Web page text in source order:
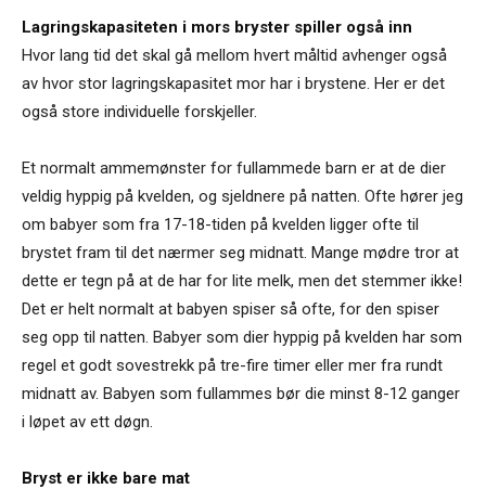
Lagringskapasiteten i mors bryster spiller også inn
Hvor lang tid det skal gå mellom hvert måltid avhenger også
av hvor stor lagringskapasitet mor har i brystene. Her er det
også store individuelle forskjeller.
Et normalt ammemønster for fullammede barn er at de dier
veldig hyppig på kvelden, og sjeldnere på natten. Ofte hører jeg
om babyer som fra 17-18-tiden på kvelden ligger ofte til
brystet fram til det nærmer seg midnatt. Mange mødre tror at
dette er tegn på at de har for lite melk, men det stemmer ikke!
Det er helt normalt at babyen spiser så ofte, for den spiser
seg opp til natten. Babyer som dier hyppig på kvelden har som
regel et godt sovestrekk på tre-fire timer eller mer fra rundt
midnatt av. Babyen som fullammes bør die minst 8-12 ganger
i løpet av ett døgn.
Bryst er ikke bare mat